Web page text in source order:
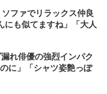
ファでリラックス仲良
も似てますね」「大人
れ俳優の強烈インパク
に」「シャツ姿艶っぽ